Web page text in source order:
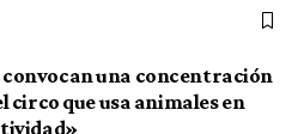
una concentración
circo que usa animales en